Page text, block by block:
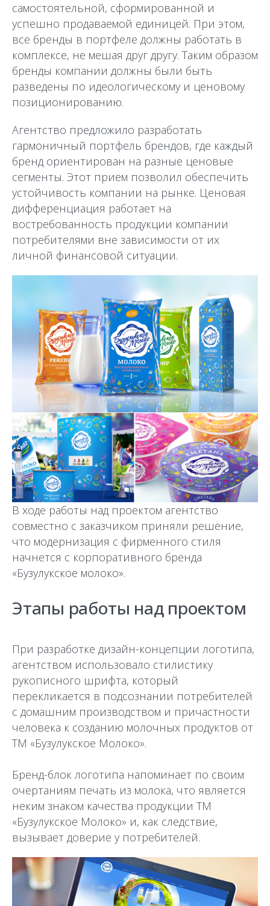
самостоятельной, сформированной и
успешно продаваемой единицей. При этом,
все бренды в портфеле должны работать в
комплексе, не мешая друг другу. Таким образом
бренды компании должны были быть
разведены по идеологическому и ценовому
позиционированию.
Агентство предложило разработать
гармоничный портфель брендов, где каждый
бренд ориентирован на разные ценовые
сегменты. Этот прием позволил обеспечить
устойчивость компании на рынке. Ценовая
дифференциация работает на
востребованность продукции компании
потребителями вне зависимости от их
личной финансовой ситуации.
В ходе работы над проектом агентство
совместно с заказчиком приняли решение,
что модернизация с фирменного стиля
начнется с корпоративного бренда
«Бузулукское молоко».
Этапы работы над проектом
При разработке дизайн-концепции логотипа,
агентством использовало стилистику
рукописного шрифта, который
перекликается в подсознании потребителей
с домашним производством и причастности
человека к созданию молочных продуктов от
ТМ «Бузулукское Молоко».
Бренд-блок логотипа напоминает по своим
очертаниям печать из молока, что является
неким знаком качества продукции ТМ
«Бузулукское Молоко» и, как следствие,
вызывает доверие у потребителей.